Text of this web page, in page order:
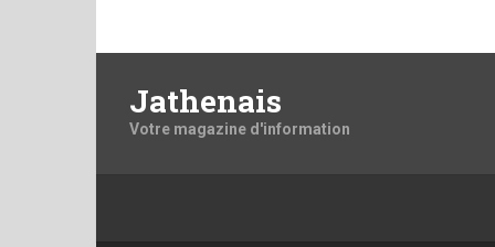
Jathenais
Votre magazine d'information